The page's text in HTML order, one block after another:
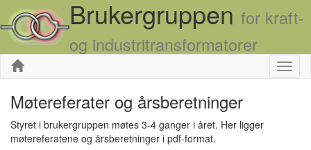
Brukergruppen for kraft-
og industritransformatorer
Skjul
Møtereferater og årsberetninger
Styret i brukergruppen møtes 3-4 ganger i året. Her ligger
møtereferatene og årsberetninger i pdf-format.